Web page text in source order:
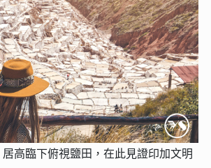
居⾼臨下俯視鹽⽥，在此見證印加文明